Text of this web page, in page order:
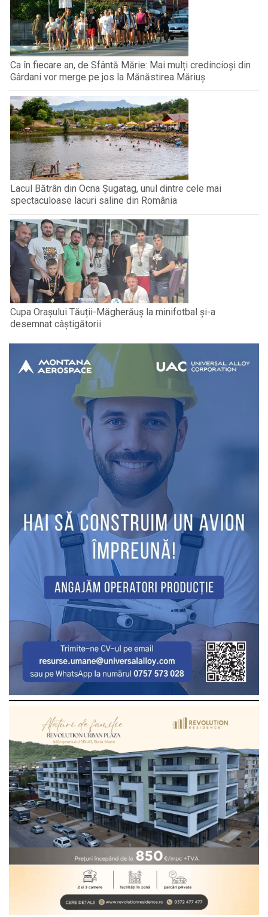
Ca în fiecare an, de Sfântă Mărie: Mai mulți credincioși din
Gârdani vor merge pe jos la Mănăstirea Măriuș
Lacul Bătrân din Ocna Șugatag, unul dintre cele mai
spectaculoase lacuri saline din România
Cupa Orașului Tăuții-Măgherăuș la minifotbal și-a
desemnat câștigătorii